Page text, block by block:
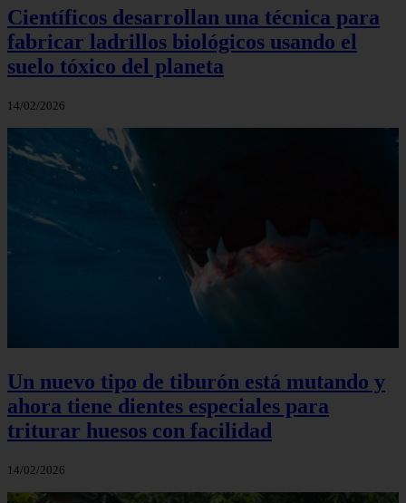
Científicos desarrollan una técnica para
fabricar ladrillos biológicos usando el
suelo tóxico del planeta
14/02/2026
Un nuevo tipo de tiburón está mutando y
ahora tiene dientes especiales para
triturar huesos con facilidad
14/02/2026